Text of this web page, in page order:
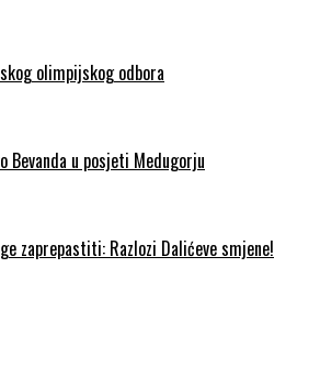
olimpijskog odbora
u posjeti Medugorju
zaprepastiti: Razlozi Dalićeve smjene!